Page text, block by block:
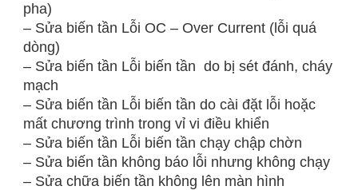
pha)
– Sửa biến tần Lỗi OC – Over Current (lỗi quá
dòng)
– Sửa biến tần Lỗi biến tần do bị sét đánh, cháy
mạch
– Sửa biến tần Lỗi biến tần do cài đặt lỗi hoặc
mất chương trình trong vỉ vi điều khiển
– Sửa biến tần Lỗi biến tần chạy chập chờn
– Sửa biến tần không báo lỗi nhưng không chạy
– Sửa chữa biến tần không lên màn hình